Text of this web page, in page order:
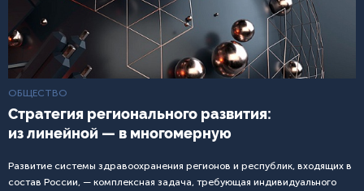
ОБЩЕСТВО
Стратегия регионального развития:
из линейной — в многомерную
Развитие системы здравоохранения регионов и республик, входящих в
состав России, — комплексная задача, требующая индивидуального